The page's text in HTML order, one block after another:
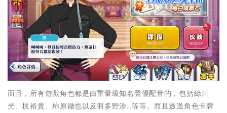
而且，所有遊戲角色都是由重量級知名聲優配音的，包括綠川
光、梶裕貴、柿原徹也以及羽多野涉…等等。而且透過角色卡牌